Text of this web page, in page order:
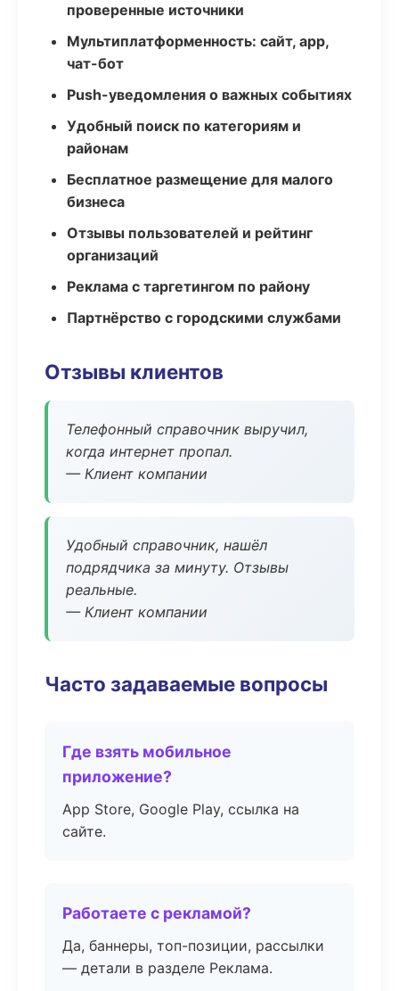
проверенные источники
Мультиплатформенность: сайт, app,
чат-бот
Push-уведомления о важных событиях
Удобный поиск по категориям и
районам
Бесплатное размещение для малого
бизнеса
Отзывы пользователей и рейтинг
организаций
Реклама с таргетингом по району
Партнёрство с городскими службами
Отзывы клиентов
Телефонный справочник выручил,
когда интернет пропал.
— Клиент компании
Удобный справочник, нашёл
подрядчика за минуту. Отзывы
реальные.
— Клиент компании
Часто задаваемые вопросы
Где взять мобильное
приложение?
App Store, Google Play, ссылка на
сайте.
Работаете с рекламой?
Да, баннеры, топ-позиции, рассылки
— детали в разделе Реклама.